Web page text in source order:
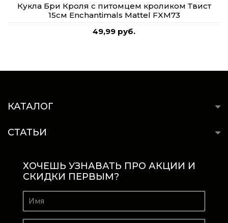
Кукла Бри Кроля с питомцем кроликом Твист
15см Enchantimals Mattel FXM73
49,99 руб.
КАТАЛОГ
СТАТЬИ
ХОЧЕШЬ УЗНАВАТЬ ПРО АКЦИИ И
СКИДКИ ПЕРВЫМ?